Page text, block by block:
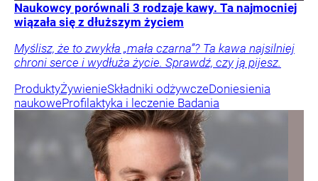
Naukowcy porównali 3 rodzaje kawy. Ta najmocniej
wiązała się z dłuższym życiem
Myślisz, że to zwykła „mała czarna”? Ta kawa najsilniej
chroni serce i wydłuża życie. Sprawdź, czy ją pijesz.
ProduktyŻywienieSkładniki odżywczeDoniesienia
naukoweProfilaktyka i leczenie Badania